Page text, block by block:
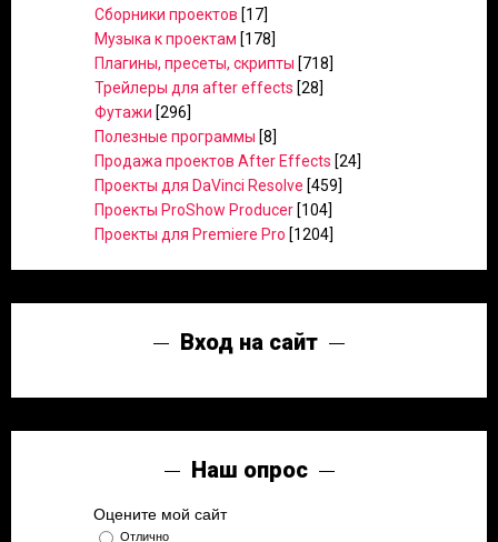
Сборники проектов [17]
Музыка к проектам [178]
Плагины, пресеты, скрипты [718]
Трейлеры для after effects [28]
Футажи [296]
Полезные программы [8]
Продажа проектов After Effects [24]
Проекты для DaVinci Resolve [459]
Проекты ProShow Producer [104]
Проекты для Premiere Pro [1204]
Вход на сайт
Наш опрос
Оцените мой сайт
Отлично